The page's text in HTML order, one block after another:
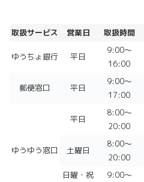
取扱サービス 営業日 取扱時間
ゆうちょ銀行 平日
9:00～
16:00
郵便窓口 平日
9:00～
17:00
ゆうゆう窓口
平日
8:00～
20:00
土曜日
8:00～
20:00
日曜・祝
9:00～